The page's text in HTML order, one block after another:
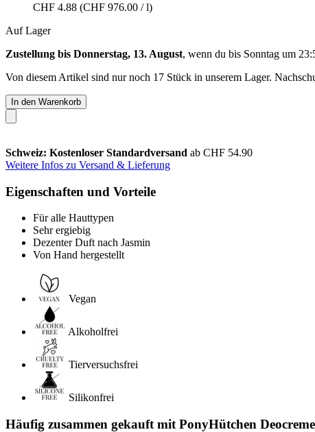
CHF 4.88 (CHF 976.00 / l)
Auf Lager
Zustellung bis Donnerstag, 13. August, wenn du bis Sonntag um
Von diesem Artikel sind nur noch 17 Stück in unserem Lager.
In den Warenkorb
Schweiz: Kostenloser Standardversand ab CHF 54.90
Weitere Infos zu Versand & Lieferung
Eigenschaften und Vorteile
Für alle Hauttypen
Sehr ergiebig
Dezenter Duft nach Jasmin
Von Hand hergestellt
Vegan
Alkoholfrei
Tierversuchsfrei
Silikonfrei
Häufig zusammen gekauft mit PonyHütchen